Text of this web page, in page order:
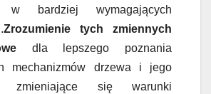
w bardziej wymagających
Zrozumienie tych zmiennych
dla lepszego poznania
mechanizmów drzewa i jego
zmieniające się warunki